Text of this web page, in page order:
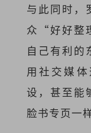
与此同时，
众“好好整
自己有利的
用社交媒
设，甚至能
脸书专页一